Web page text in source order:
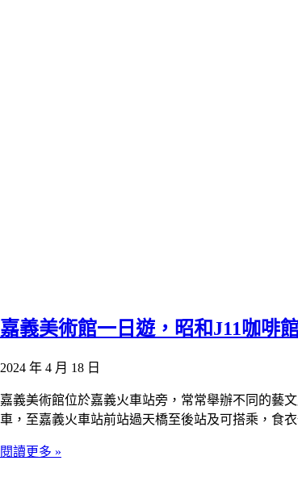
嘉義美術館一日遊，昭和J11咖啡
2024 年 4 月 18 日
嘉義美術館位於嘉義火車站旁，常常舉辦不同的藝
車，至嘉義火車站前站過天橋至後站及可搭乘，食
閱讀更多 »